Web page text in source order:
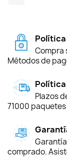
Compra
Métodos de
Plazos
71000
comprado.